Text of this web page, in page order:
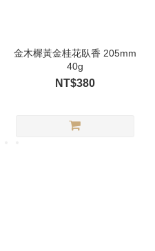
金木樨黃金桂花臥香 205mm
40g
NT$380